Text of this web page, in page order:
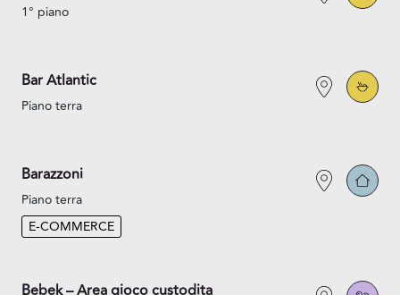
1° piano
Bar Atlantic
Piano terra
Barazzoni
Piano terra
E-COMMERCE
Bebek – Area gioco custodita